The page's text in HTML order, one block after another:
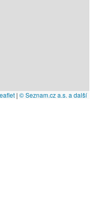
| © Seznam.cz a.s. a další